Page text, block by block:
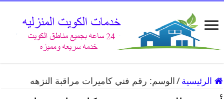
الرئيسية / الوسم: رقم فني كاميرات مراقبة النزهه